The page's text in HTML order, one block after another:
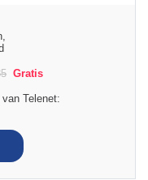
Gratis
Telenet: